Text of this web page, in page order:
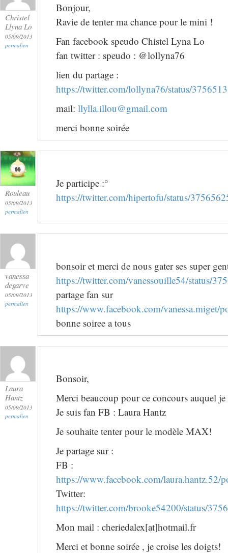
Christel
Llyna Lo
05/09/2013
permalien
Bonjour,
Ravie de tenter ma chance pour le mini !
Fan facebook speudo Chistel Lyna Lo
fan twitter : speudo : @lollyna76
lien du partage :
https://twitter.com/lollyna76/status/
mail: llylla.illou@gmail.com
merci bonne soirée
Rouleau
05/09/2013
permalien
Je participe :°
https://twitter.com/hipertofu/status/
vanessa
degarve
05/09/2013
permalien
bonsoir et merci de nous gater ses super
https://twitter.com/vanessouille54/status/
partage fan sur
https://www.facebook.com/vanessa.miget/
bonne soiree a tous
Laura
Hantz
05/09/2013
permalien
Bonsoir,
Merci beaucoup pour ce concours auquel
Je suis fan FB : Laura Hantz
Je souhaite tenter pour le modèle MAX!
Je partage sur :
FB :
https://www.facebook.com/laura.hantz.52/
Twitter:
https://twitter.com/brooke54200/status/
Mon mail : cheriedalex[at]hotmail.fr
Merci et bonne soirée , je croise les doigts!